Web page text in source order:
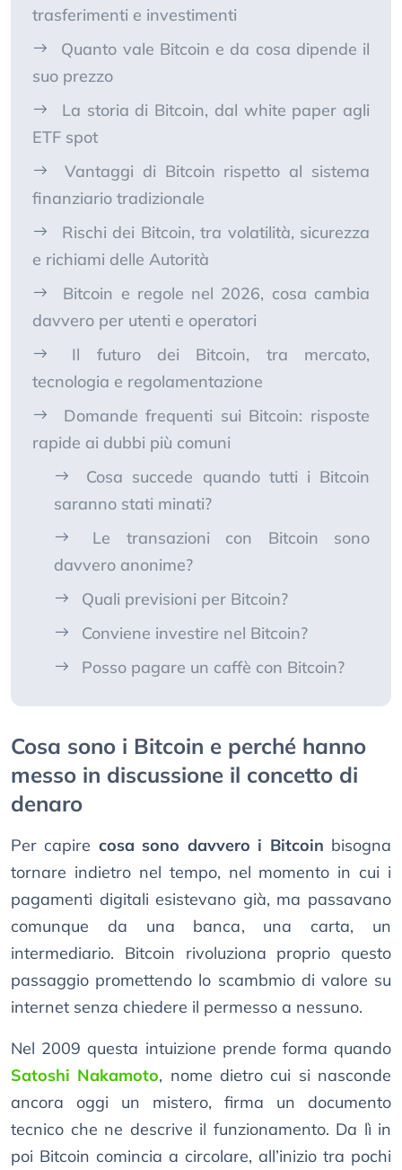
trasferimenti e investimenti
Quanto vale Bitcoin e da cosa dipende il
suo prezzo
La storia di Bitcoin, dal white paper agli
ETF spot
Vantaggi di Bitcoin rispetto al sistema
finanziario tradizionale
Rischi dei Bitcoin, tra volatilità, sicurezza
e richiami delle Autorità
Bitcoin e regole nel 2026, cosa cambia
davvero per utenti e operatori
Il futuro dei Bitcoin, tra mercato,
tecnologia e regolamentazione
Domande frequenti sui Bitcoin: risposte
rapide ai dubbi più comuni
Cosa succede quando tutti i Bitcoin
saranno stati minati?
Le transazioni con Bitcoin sono
davvero anonime?
Quali previsioni per Bitcoin?
Conviene investire nel Bitcoin?
Posso pagare un caffè con Bitcoin?
Cosa sono i Bitcoin e perché hanno
messo in discussione il concetto di
denaro
Per capire cosa sono davvero i Bitcoin bisogna
tornare indietro nel tempo, nel momento in cui i
pagamenti digitali esistevano già, ma passavano
comunque da una banca, una carta, un
intermediario. Bitcoin rivoluziona proprio questo
passaggio promettendo lo scambmio di valore su
internet senza chiedere il permesso a nessuno.
Nel 2009 questa intuizione prende forma quando
Satoshi Nakamoto, nome dietro cui si nasconde
ancora oggi un mistero, firma un documento
tecnico che ne descrive il funzionamento. Da lì in
poi Bitcoin comincia a circolare, all’inizio tra pochi